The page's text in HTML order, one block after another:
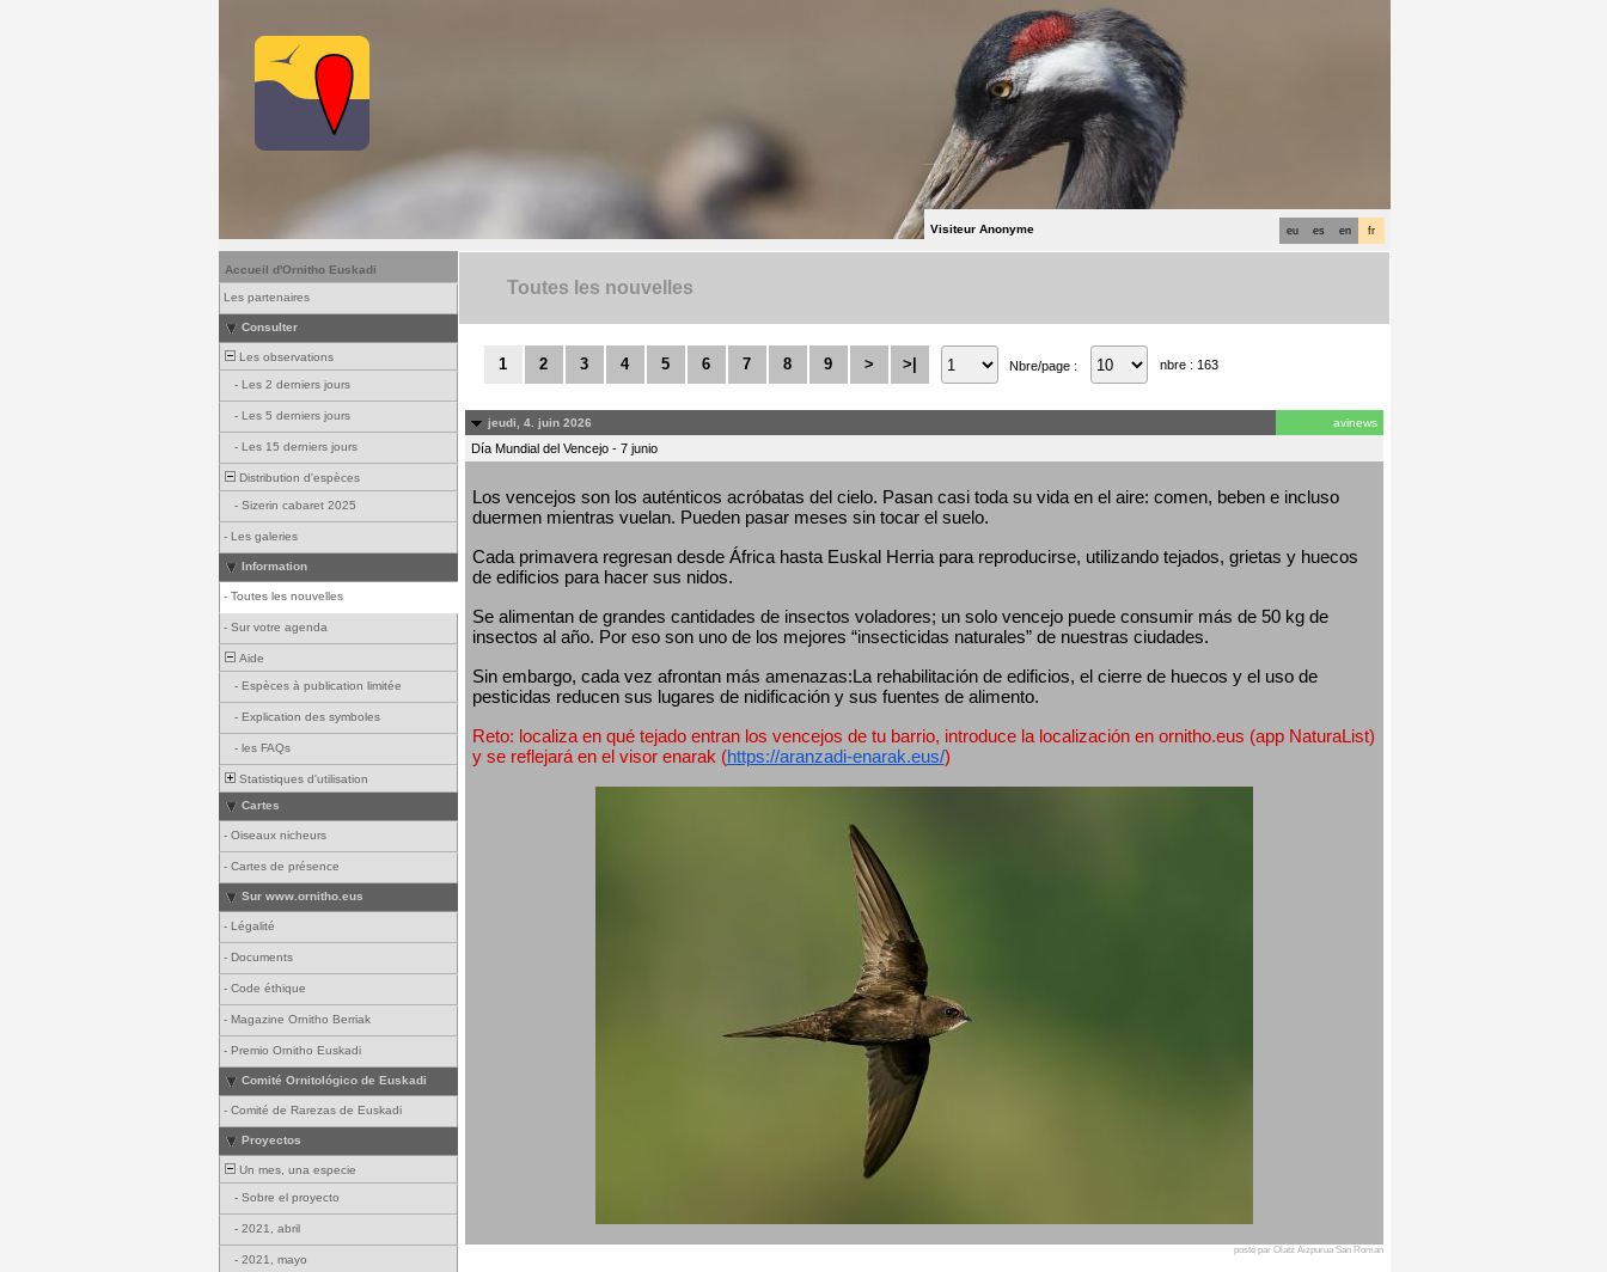
fr
en
es
eu
Visiteur Anonyme
Accueil d'Ornitho Euskadi
Les partenaires
Consulter
Les observations
- Les 2 derniers jours
- Les 5 derniers jours
- Les 15 derniers jours
Distribution d'espèces
- Sizerin cabaret 2025
- Les galeries
Information
- Toutes les nouvelles
- Sur votre agenda
Aide
- Espèces à publication limitée
- Explication des symboles
- les FAQs
Statistiques d'utilisation
Cartes
- Oiseaux nicheurs
- Cartes de présence
Sur www.ornitho.eus
- Légalité
- Documents
- Code éthique
- Magazine Ornitho Berriak
- Premio Ornitho Euskadi
Comité Ornitológico de Euskadi
- Comité de Rarezas de Euskadi
Proyectos
Un mes, una especie
- Sobre el proyecto
- 2021, abril
- 2021, mayo
Toutes les nouvelles
1 2 3 4 5 6 7 8 9 > >| Nbre/page : nbre : 163
jeudi, 4. juin 2026 avinews
Día Mundial del Vencejo - 7 junio
Los vencejos son los auténticos acróbatas del cielo. Pasan casi toda su vida en el aire: comen, beben e incluso
duermen mientras vuelan. Pueden pasar meses sin tocar el suelo.
Cada primavera regresan desde África hasta Euskal Herria para reproducirse, utilizando tejados, grietas y huecos
de edificios para hacer sus nidos.
Se alimentan de grandes cantidades de insectos voladores; un solo vencejo puede consumir más de 50 kg de
insectos al año. Por eso son uno de los mejores “insecticidas naturales” de nuestras ciudades.
Sin embargo, cada vez afrontan más amenazas:La rehabilitación de edificios, el cierre de huecos y el uso de
pesticidas reducen sus lugares de nidificación y sus fuentes de alimento.
Reto: localiza en qué tejado entran los vencejos de tu barrio, introduce la localización en ornitho.eus (app NaturaList)
y se reflejará en el visor enarak (https://aranzadi-enarak.eus/)
posté par Olatz Aizpurua San Roman